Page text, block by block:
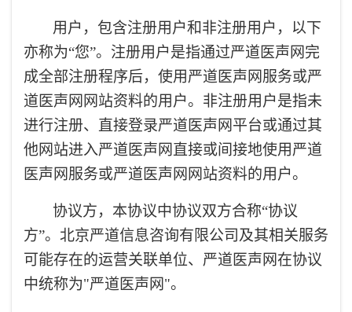
用户，包含注册用户和非注册用户，以下
亦称为“您”。注册用户是指通过严道医声网完
成全部注册程序后，使用严道医声网服务或严
道医声网网站资料的用户。非注册用户是指未
进行注册、直接登录严道医声网平台或通过其
他网站进入严道医声网直接或间接地使用严道
医声网服务或严道医声网网站资料的用户。
协议方，本协议中协议双方合称“协议
方”。北京严道信息咨询有限公司及其相关服务
可能存在的运营关联单位、严道医声网在协议
中统称为"严道医声网"。